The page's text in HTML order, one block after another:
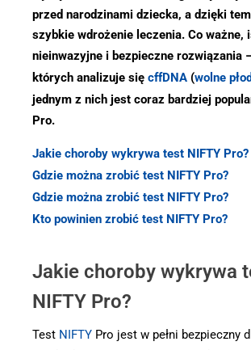
przed narodzinami dziecka, a dzięki
szybkie wdrożenie leczenia. Co ważne,
nieinwazyjne i bezpieczne rozwiązania
których analizuje się cffDNA (wolne
jednym z nich jest coraz bardziej
Pro.
Jakie choroby wykrywa test NIFTY Pro?
Gdzie można zrobić test NIFTY Pro?
Gdzie można zrobić test NIFTY Pro?
Kto powinien zrobić test NIFTY Pro?
Jakie choroby wykrywa
NIFTY Pro?
Test NIFTY Pro jest w pełni bezpieczny